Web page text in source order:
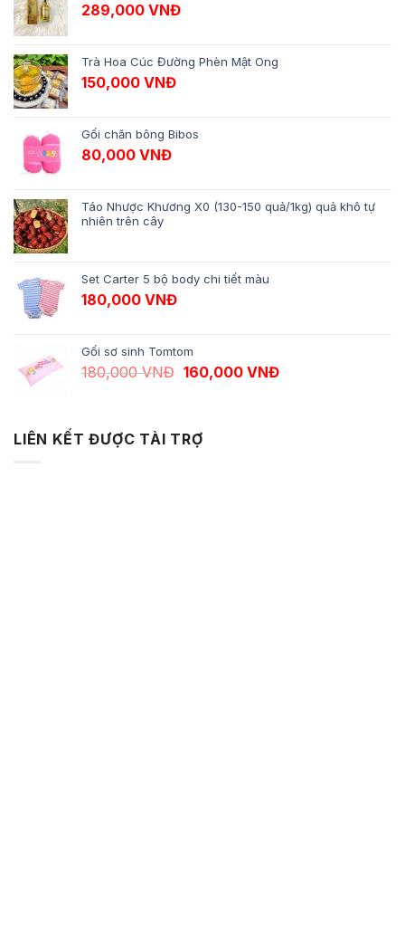
289,000 VNĐ
Trà Hoa Cúc Đường Phèn Mật Ong
150,000 VNĐ
Gối chăn bông Bibos
80,000 VNĐ
Táo Nhược Khương X0 (130-150 quả/1kg) quả khô tự
nhiên trên cây
Set Carter 5 bộ body chi tiết màu
180,000 VNĐ
Gối sơ sinh Tomtom
180,000VNĐ Giá gốc là: 180,000 VNĐ.
160,000 VNĐGiá hiện tại là:
LIÊN KẾT ĐƯỢC TÀI TRỢ